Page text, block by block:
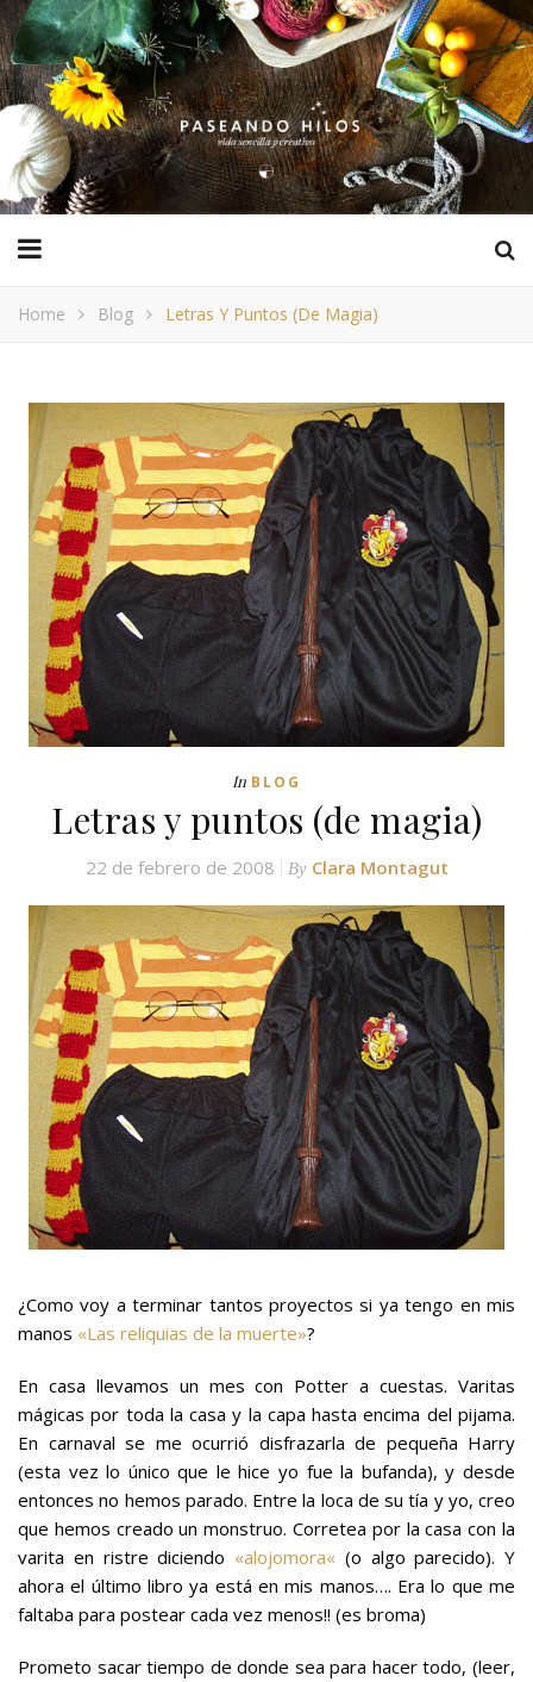
Home Blog Letras Y Puntos (de Magia)
In BLOG
Letras y puntos (de magia)
22 de febrero de 2008 By Clara Montagut
¿Como voy a terminar tantos proyectos si ya tengo en mis
manos «Las reliquias de la muerte»?
En casa llevamos un mes con Potter a cuestas. Varitas
mágicas por toda la casa y la capa hasta encima del pijama.
En carnaval se me ocurrió disfrazarla de pequeña Harry
(esta vez lo único que le hice yo fue la bufanda), y desde
entonces no hemos parado. Entre la loca de su tía y yo, creo
que hemos creado un monstruo. Corretea por la casa con la
varita en ristre diciendo «alojomora« (o algo parecido). Y
ahora el último libro ya está en mis manos…. Era lo que me
faltaba para postear cada vez menos!! (es broma)
Prometo sacar tiempo de donde sea para hacer todo, (leer,